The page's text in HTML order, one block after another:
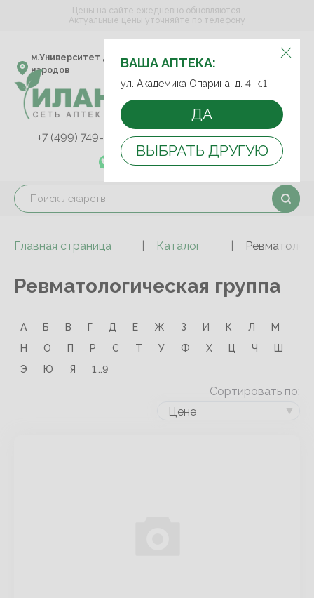
ВЫБЕРИТЕ АПТЕКУ:
м.Университет дружбы
народов
ул. Академика Опарина,
д. 4, к.1
ВАША АПТЕКА:
ул. Академика Опарина, д. 4, к.1
ДА
ВЫБРАТЬ ДРУГУЮ
Цены на сайте ежедневно обновляются.
Актуальные цены уточняйте по телефону
+7 (499) 749-75-92
+7 (499) 749-74-89
+7 (989) 579-78-73
Главная страница Каталог
Ревматологическая группа
А Б В Г Д Е Ж З И К Л
М
Н
О П Р С Т У Ф Х Ц Ч
Ш
Э
Ю Я 1...9
Сортировать по:
Цене